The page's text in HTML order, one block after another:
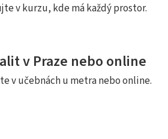
v kurzu, kde má každý prostor.
v Praze nebo online
v učebnách u metra nebo online.